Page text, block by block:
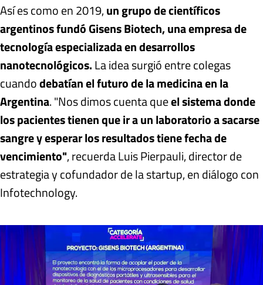
Así es como en 2019,un grupo de científicos
argentinos fundó Gisens Biotech, una empresa de
tecnología especializada en desarrollos
nanotecnológicos.La idea surgió entre colegas
cuandodebatían el futuro de la medicina en la
Argentina. "Nos dimos cuenta queel sistema donde
los pacientes tienen que ir a un laboratorio a sacarse
sangre y esperar los resultados tiene fecha de
vencimiento", recuerda Luis Pierpauli, director de
estrategia y cofundador de la startup, en diálogo con
Infotechnology.